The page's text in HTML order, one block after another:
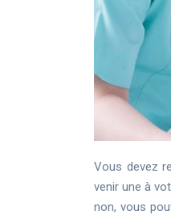
Vous devez
venir une à
non, vous